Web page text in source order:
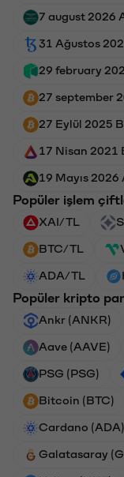
7 august 2026
31 Ağustos
29 february
27 september
27 Eylül 2025
17 Nisan 2021
19 Mayıs
Popüler işlem
XAI/TL
BTC/TL
ADA/TL
Popüler kripto
Ankr (ANKR)
Aave (AAVE)
PSG (PSG)
Bitcoin (BTC)
Cardano (ADA)
Galatasaray